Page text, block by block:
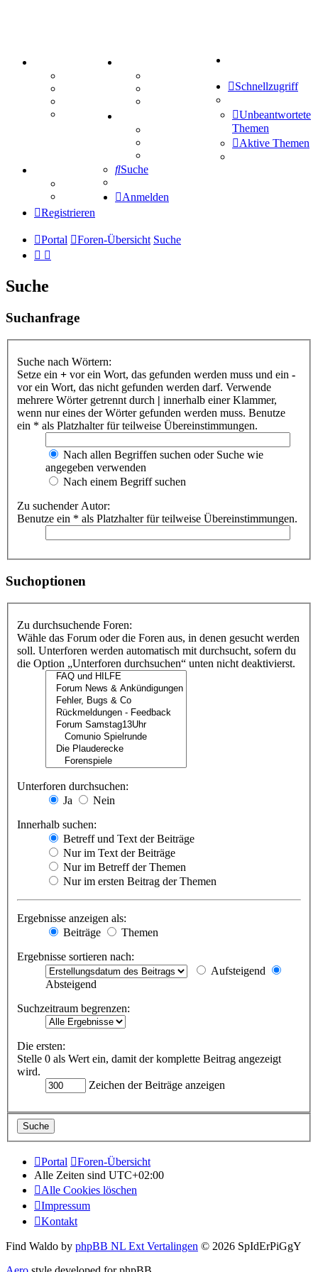
Mastodon
Treffenübersicht
Zitatesammlung
Schiffe versenken
Tipprunde
Comunio
Schnellzugriff
Unbeantwortete
Themen
Aktive Themen
Suche
Anmelden
Registrieren
Portal Foren-Übersicht Suche
Suche
Suchanfrage
Suche nach Wörtern:
Setze ein + vor ein Wort, das gefunden werden muss und ein -
vor ein Wort, das nicht gefunden werden darf. Verwende
mehrere Wörter getrennt durch | innerhalb einer Klammer,
wenn nur eines der Wörter gefunden werden muss. Benutze
ein * als Platzhalter für teilweise Übereinstimmungen.
Nach allen Begriffen suchen oder Suche wie
angegeben verwenden
Nach einem Begriff suchen
Zu suchender Autor:
Benutze ein * als Platzhalter für teilweise Übereinstimmungen.
Suchoptionen
Zu durchsuchende Foren:
Wähle das Forum oder die Foren aus, in denen gesucht werden
soll. Unterforen werden automatisch mit durchsucht, sofern du
die Option „Unterforen durchsuchen“ unten nicht deaktivierst.
Unterforen durchsuchen:
Ja
Nein
Innerhalb suchen:
Betreff und Text der Beiträge
Nur im Text der Beiträge
Nur im Betreff der Themen
Nur im ersten Beitrag der Themen
Ergebnisse anzeigen als:
Beiträge
Themen
Ergebnisse sortieren nach:
Aufsteigend
Absteigend
Suchzeitraum begrenzen:
Die ersten:
Stelle 0 als Wert ein, damit der komplette Beitrag angezeigt
wird.
Zeichen der Beiträge anzeigen
Portal
Foren-Übersicht
Alle Zeiten sind UTC+02:00
Alle Cookies löschen
Impressum
Kontakt
Find Waldo by phpBB NL Ext Vertalingen © 2026 SpIdErPiGgY